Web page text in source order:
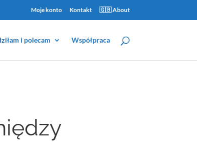
Moje konto Kontakt 🇬🇧 About
i polecam Współpraca